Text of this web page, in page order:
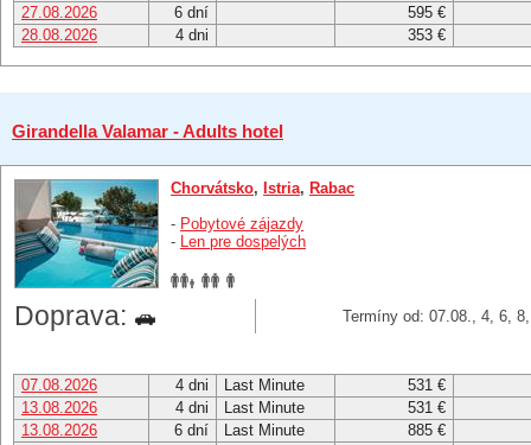
27.08.2026
6 dní
595 €
28.08.2026
4 dni 353 €
Girandella Valamar - Adults hotel
Chorvátsko, Istria, Rabac
- Pobytové zájazdy
- Len pre dospelých
Doprava: Termíny od: 07.08., 4, 6,
07.08.2026 4 dni Last Minute
531 €
13.08.2026
4 dni Last Minute
531 €
13.08.2026
6 dní Last Minute
885 €